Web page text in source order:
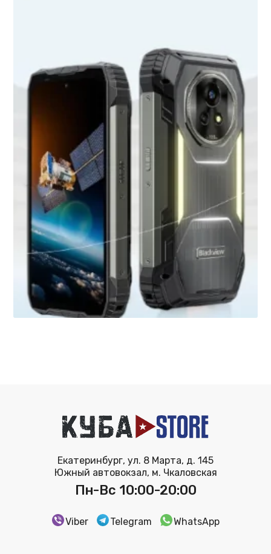
Екатеринбург, ул. 8 Марта, д. 145
Южный автовокзал, м. Чкаловская
Пн-Вс 10:00-20:00
Viber Telegram WhatsApp